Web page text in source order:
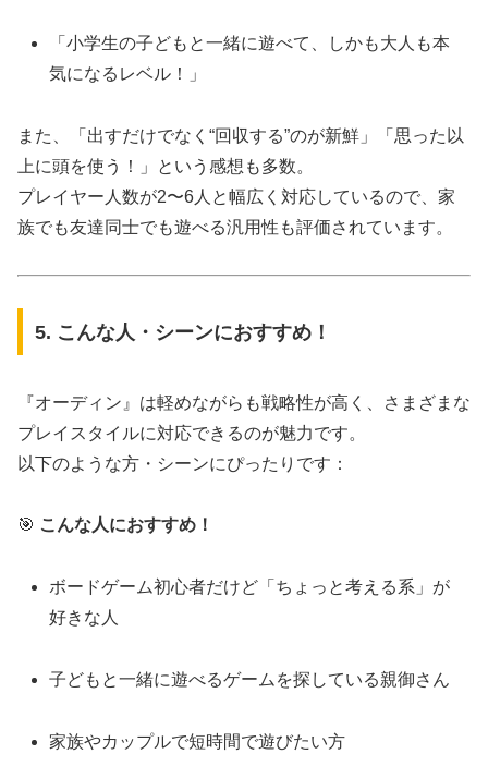
「小学生の子どもと一緒に遊べて、しかも大人も本
気になるレベル！」
また、「出すだけでなく“回収する”のが新鮮」「思った以
上に頭を使う！」という感想も多数。
プレイヤー人数が2〜6人と幅広く対応しているので、家
族でも友達同士でも遊べる汎用性も評価されています。
5. こんな人・シーンにおすすめ！
『オーディン』は軽めながらも戦略性が高く、さまざまな
プレイスタイルに対応できるのが魅力です。
以下のような方・シーンにぴったりです：
🎯 こんな人におすすめ！
ボードゲーム初心者だけど「ちょっと考える系」が
好きな人
子どもと一緒に遊べるゲームを探している親御さん
家族やカップルで短時間で遊びたい方